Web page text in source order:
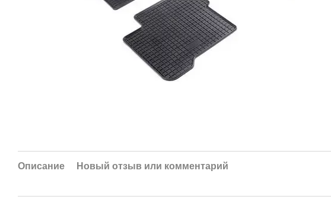
Описание Новый отзыв или комментарий